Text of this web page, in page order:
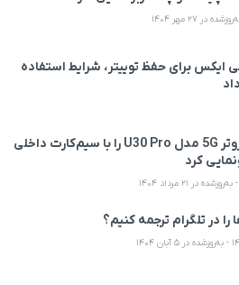
ایکس برای حفظ توییتر، شرایط استفاده
شرکت ZTE روتر 5G مدل U30 Pro را با سیم‌کارت داخلی
کرد
را در تلگرام ترجمه کنیم؟